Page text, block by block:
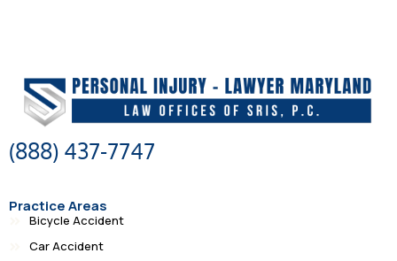
(888) 437-7747
Practice Areas
Bicycle Accident
Car Accident